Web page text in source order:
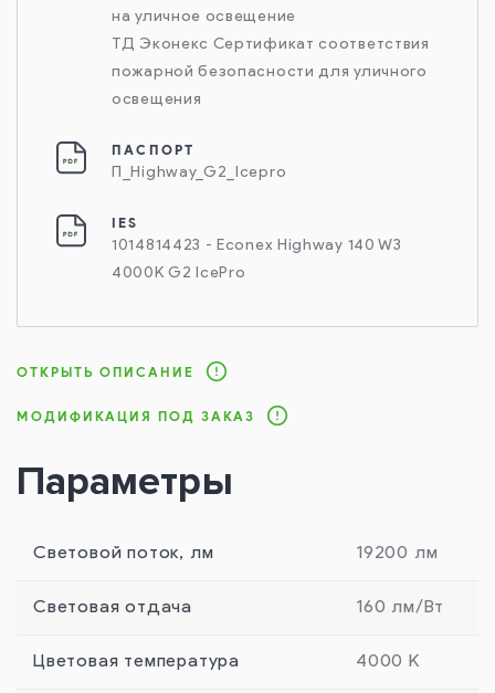
на уличное освещение
ТД Эконекс Сертификат соответствия
пожарной безопасности для уличного
освещения
ПАСПОРТ
П_Highway_G2_Icepro
IES
1014814423 - Econex Highway 140 W3
4000К G2 IcePro
ОТКРЫТЬ ОПИСАНИЕ
МОДИФИКАЦИЯ ПОД ЗАКАЗ
Параметры
Световой поток, лм 19200 лм
Световая отдача 160 лм/Вт
Цветовая температура 4000 К